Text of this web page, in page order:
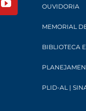
OUVIDORIA
MEMORIAL
BIBLIOTECA
PLID-AL |